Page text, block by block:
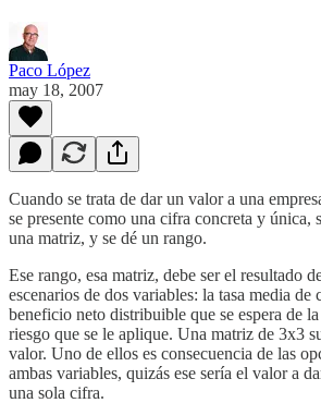
Paco López
may 18, 2007
Cuando se trata de dar un valor a una
se presente como una cifra concreta y única,
una matriz, y se dé un rango.
Ese rango, esa matriz, debe ser el resultado
escenarios de dos variables: la tasa media de
beneficio neto distribuible que se espera de
riesgo que se le aplique. Una matriz de 3x3
valor. Uno de ellos es consecuencia de las
ambas variables, quizás ese sería el valor a
una sola cifra.